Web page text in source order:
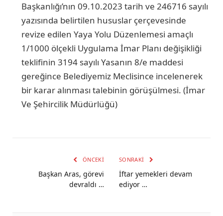
Başkanlığı’nın 09.10.2023 tarih ve 246716 sayılı
yazısında belirtilen hususlar çerçevesinde
revize edilen Yaya Yolu Düzenlemesi amaçlı
1/1000 ölçekli Uygulama İmar Planı değişikliği
teklifinin 3194 sayılı Yasanın 8/e maddesi
gereğince Belediyemiz Meclisince incelenerek
bir karar alınması talebinin görüşülmesi. (İmar
Ve Şehircilik Müdürlüğü)
ÖNCEKI
Başkan Aras, görevi
devraldı …
SONRAKI
İftar yemekleri devam
ediyor …